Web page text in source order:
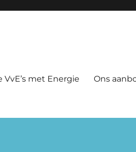
VvE’s met Energie Ons